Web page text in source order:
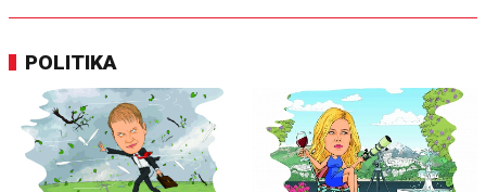
POLITIKA